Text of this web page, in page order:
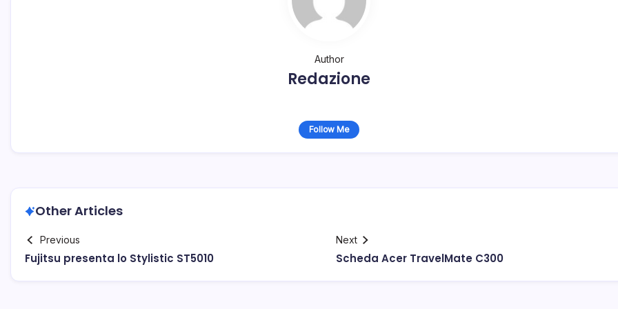
Author
Redazione
Follow Me
Other Articles
Previous
Fujitsu presenta lo Stylistic ST5010
Next
Scheda Acer TravelMate C300